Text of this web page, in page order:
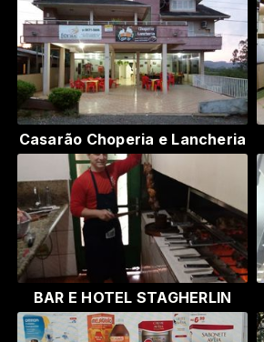
Casarão Choperia e Lancheria
BAR E HOTEL STAGHERLIN